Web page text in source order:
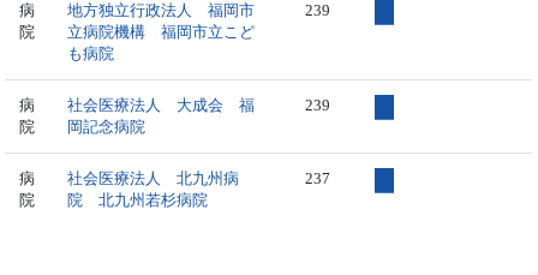
病
院
地方独立行政法人 福岡市
立病院機構 福岡市立こど
も病院
239
病
院
社会医療法人 大成会 福
岡記念病院
239
病
院
社会医療法人 北九州病
院 北九州若杉病院
237